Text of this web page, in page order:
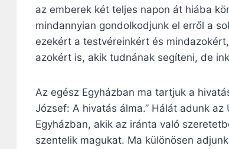
az emberek két teljes napon át hiába
mindannyian gondolkodjunk el erről a
ezekért a testvéreinkért és
azokért is, akik tudnának segíteni, de
Az egész Egyházban ma tartjuk a
József: A hivatás álma.” Hálát adunk
Egyházban, akik az iránta való
szentelik magukat. Ma különösen